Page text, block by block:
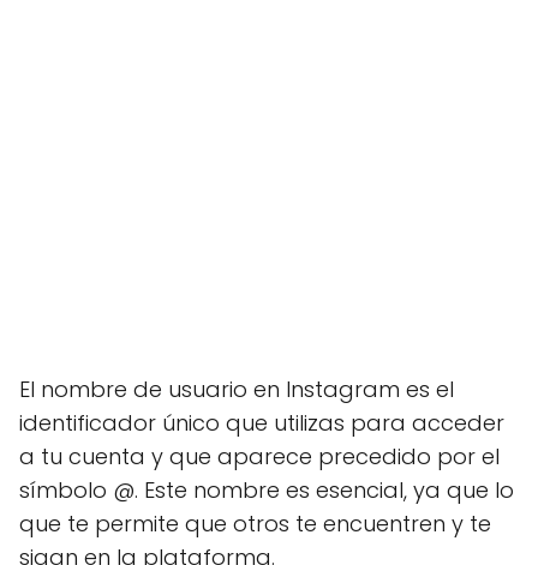
El nombre de usuario en Instagram es el
identificador único que utilizas para acceder
a tu cuenta y que aparece precedido por el
símbolo @. Este nombre es esencial, ya que lo
que te permite que otros te encuentren y te
sigan en la plataforma.